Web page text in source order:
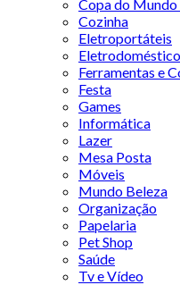
Copa do
Cozinha
Eletroportáteis
Ferramentas e
Festa
Games
Informática
Lazer
Mesa Posta
Móveis
Mundo Beleza
Organização
Papelaria
Pet Shop
Saúde
Tv e Vídeo